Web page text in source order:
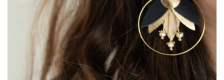
Les
Options
Peuvent
Être
Choisies